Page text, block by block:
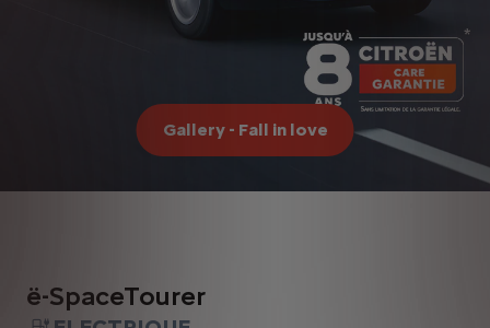
Gallery - Fall in love
ë-SpaceTourer